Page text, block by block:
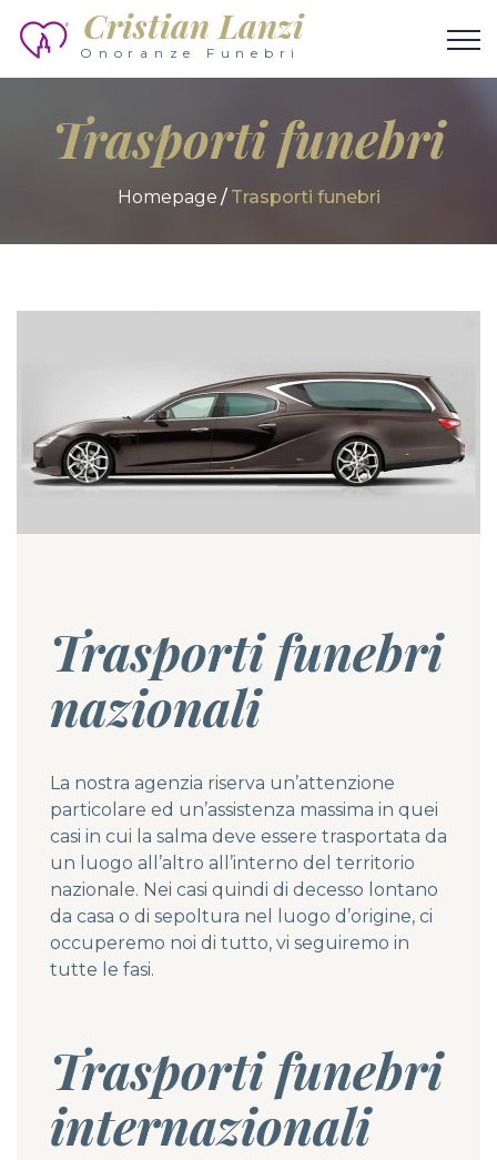
Cristian Lanzi
Onoranze Funebri
Trasporti funebri
Homepage Trasporti funebri
Trasporti funebri
nazionali
La nostra agenzia riserva un’attenzione
particolare ed un’assistenza massima in quei
casi in cui la salma deve essere trasportata da
un luogo all’altro all’interno del territorio
nazionale. Nei casi quindi di decesso lontano
da casa o di sepoltura nel luogo d’origine, ci
occuperemo noi di tutto, vi seguiremo in
tutte le fasi.
Trasporti funebri
internazionali